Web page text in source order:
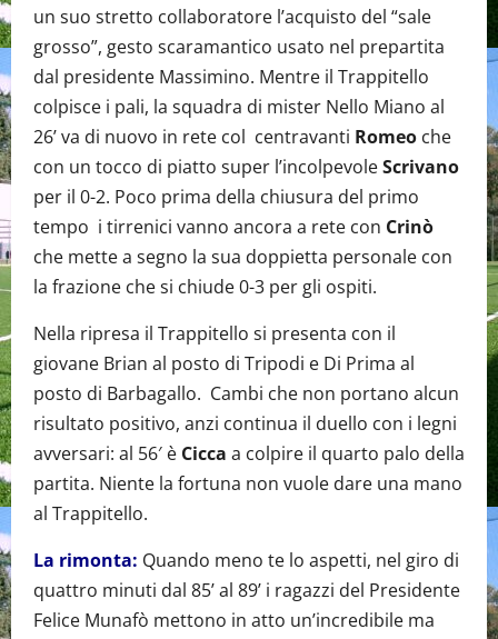
un suo stretto collaboratore l’acquisto del “sale
grosso”, gesto scaramantico usato nel prepartita
dal presidente Massimino. Mentre il Trappitello
colpisce i pali, la squadra di mister Nello Miano al
26’ va di nuovo in rete col centravanti Romeo che
con un tocco di piatto super l’incolpevoleScrivano
per il 0-2. Poco prima della chiusura del primo
tempo i tirrenici vanno ancora a rete con Crinò
che mette a segno la sua doppietta personale con
la frazione che si chiude 0-3 per gli ospiti.
Nella ripresa il Trappitello si presenta con il
giovane Brian al posto di Tripodi e Di Prima al
posto di Barbagallo. Cambi che non portano alcun
risultato positivo, anzi continua il duello con i legni
avversari: al 56′ è Cicca a colpire il quarto palo della
partita. Niente la fortuna non vuole dare una mano
al Trappitello.
La rimonta: Quando meno te lo aspetti, nel giro di
quattro minuti dal 85’ al 89’ i ragazzi del Presidente
Felice Munafò mettono in atto un’incredibile ma